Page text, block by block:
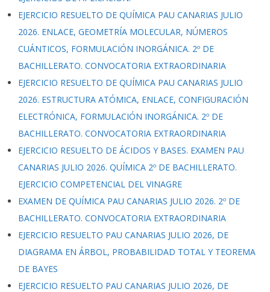
EJERCICIO RESUELTO DE QUÍMICA PAU CANARIAS JULIO
2026. ENLACE, GEOMETRÍA MOLECULAR, NÚMEROS
CUÁNTICOS, FORMULACIÓN INORGÁNICA. 2º DE
BACHILLERATO. CONVOCATORIA EXTRAORDINARIA
EJERCICIO RESUELTO DE QUÍMICA PAU CANARIAS JULIO
2026. ESTRUCTURA ATÓMICA, ENLACE, CONFIGURACIÓN
ELECTRÓNICA, FORMULACIÓN INORGÁNICA. 2º DE
BACHILLERATO. CONVOCATORIA EXTRAORDINARIA
EJERCICIO RESUELTO DE ÁCIDOS Y BASES. EXAMEN PAU
CANARIAS JULIO 2026. QUÍMICA 2º DE BACHILLERATO.
EJERCICIO COMPETENCIAL DEL VINAGRE
EXAMEN DE QUÍMICA PAU CANARIAS JULIO 2026. 2º DE
BACHILLERATO. CONVOCATORIA EXTRAORDINARIA
EJERCICIO RESUELTO PAU CANARIAS JULIO 2026, DE
DIAGRAMA EN ÁRBOL, PROBABILIDAD TOTAL Y TEOREMA
DE BAYES
EJERCICIO RESUELTO PAU CANARIAS JULIO 2026, DE